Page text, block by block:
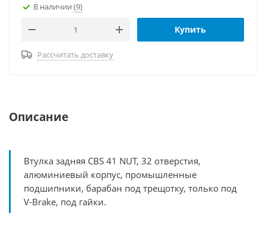
В наличии (9)
Купить
Рассчитать доставку
Описание
Втулка задняя CBS 41 NUT, 32 отверстия,
алюминиевый корпус, промышленные
подшипники, барабан под трещотку, только под
V-Brake, под гайки.